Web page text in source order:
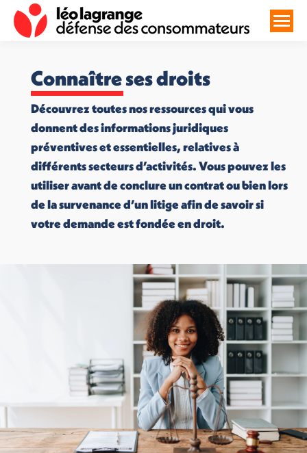
Connaître ses droits
Découvrez toutes nos ressources qui vous
donnent des informations juridiques
préventives et essentielles, relatives à
différents secteurs d’activités. Vous pouvez les
utiliser avant de conclure un contrat ou bien lors
de la survenance d’un litige afin de savoir si
votre demande est fondée en droit.